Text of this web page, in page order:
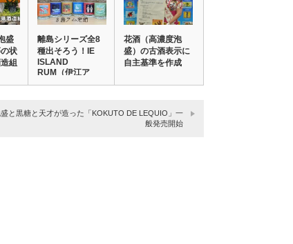
盛
状
組
離島シリーズ全8
種出そろう！IE
ISLAND
RUM（伊江ア
イ…
花酒（高濃度泡
盛）の古酒表示に
自主基準を作成
と黒糖と天才が造った「KOKUTO DE LEQUIO」一
般発売開始